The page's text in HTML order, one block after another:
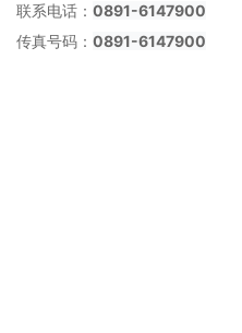
联系电话： 0891-6147900
传真号码： 0891-6147900